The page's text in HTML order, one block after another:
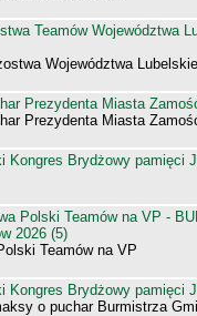
Teamów Województwa
Województwa
Prezydenta Miasta
Prezydenta Miasta
Kongres Brydżowy pamięci
Polski Teamów na VP -
2026 (5)
Teamów na VP
Kongres Brydżowy pamięci
o puchar Burmistrza